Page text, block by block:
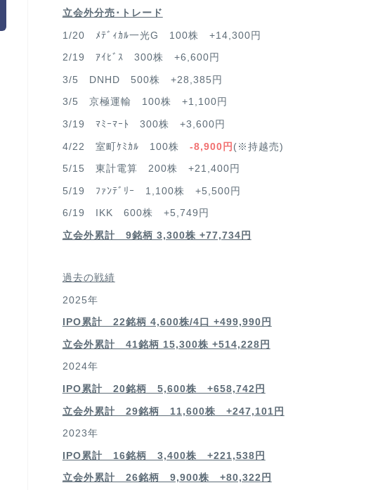
立会外分売･トレード
1/20 ﾒﾃﾞｨｶﾙ一光G 100株 +14,300円
2/19 ｱｲﾋﾞｽ 300株 +6,600円
3/5 DNHD 500株 +28,385円
3/5 京極運輸 100株 +1,100円
3/19 ﾏﾐｰﾏｰﾄ 300株 +3,600円
4/22 室町ｹﾐｶﾙ 100株 -8,900円 (※持越売)
5/15 東計電算 200株 +21,400円
5/19 ﾌｧﾝﾃﾞﾘｰ 1,100株 +5,500円
6/19 IKK 600株 +5,749円
立会外累計 9銘柄 3,300株 +77,734円
過去の戦績
2025年
IPO累計 22銘柄 4,600株/4口 +499,990円
立会外累計 41銘柄 15,300株 +514,228円
2024年
IPO累計 20銘柄 5,600株 +658,742円
立会外累計 29銘柄 11,600株 +247,101円
2023年
IPO累計 16銘柄 3,400株 +221,538円
立会外累計 26銘柄 9,900株 +80,322円